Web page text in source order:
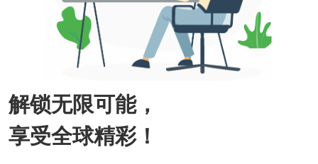
解锁无限可能，
享受全球精彩！